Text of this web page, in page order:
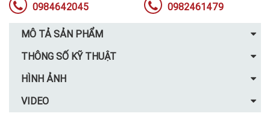
0984642045 0982461479
MÔ TẢ SẢN PHẨM
THÔNG SỐ KỸ THUẬT
HÌNH ẢNH
VIDEO